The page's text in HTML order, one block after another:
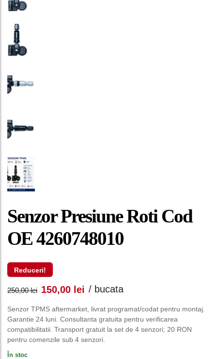
Senzor Presiune Roti Cod
OE 4260748010
Reduceri!
250,00lei Prețul
inițial
a
150,00 lei Prețul
curent
este:
/ bucata
Senzor TPMS aftermarket, livrat programat/codat pentru montaj.
Garantie 24 luni. Consultanta gratuita pentru verificarea
compatibilitatii. Transport gratuit la set de 4 senzori; 20 RON
pentru comenzile sub 4 senzori.
În stoc